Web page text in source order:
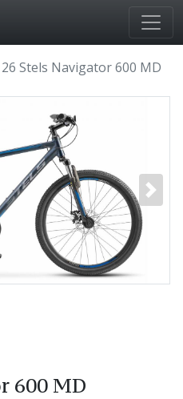
26 Stels Navigator 600 MD
600 MD